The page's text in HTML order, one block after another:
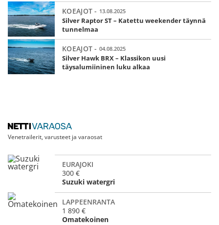
Silver Raptor ST – Katettu weekender täynnä
tunnelmaa
KOEAJOT - 13.08.2025
Silver Hawk BRX – Klassikon uusi
täysalumiininen luku alkaa
KOEAJOT - 04.08.2025
Venetrailerit, varusteet ja varaosat
EURAJOKI
Suzuki watergri
300 €
LAPPEENRANTA
Omatekoinen
1 890 €